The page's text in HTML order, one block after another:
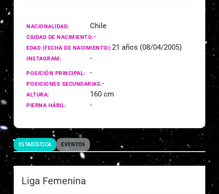
NACIONALIDAD: Chile
CIUDAD DE NACIMIENTO:-
EDAD (FECHA DE NACIMIENTO):21 años (08/04/2005)
INSTAGRAM: -
POSICIÓN PRINCIPAL: -
POSICIONES SECUNDARIAS:-
ALTURA: 160 cm
PIERNA HÁBIL: -
ESTADÍSTICA EVENTOS
Liga Femenina